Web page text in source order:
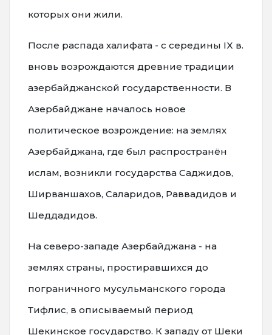
которых они жили.
После распада халифата - с середины IX в.
вновь возрождаются древние традиции
азербайджанской государственности. В
Азербайджане началось новое
политическое возрождение: на землях
Азербайджана, где был распространён
ислам, возникли государства Саджидов,
Ширваншахов, Саларидов, Раввадидов и
Шеддадидов.
На северо-западе Азербайджана - на
землях страны, простиравшихся до
пограничного мусульманского города
Тифлис, в описываемый период
Шекинское государство. К западу от Шеки